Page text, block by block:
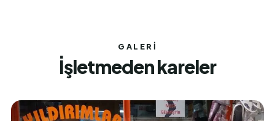
GALERI
İşletmeden kareler